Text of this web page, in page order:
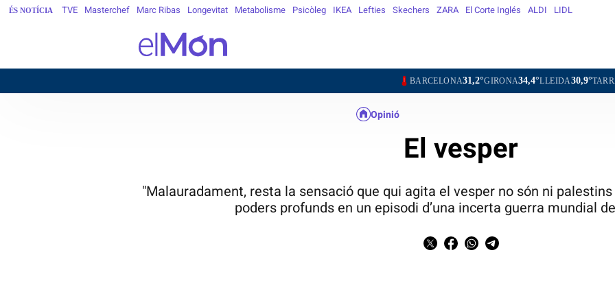
ÉS NOTÍCIA TVE Masterchef Marc Ribas Longevitat Metabolisme Psicòleg IKEA Lefties Skechers ZARA El Corte Inglés ALDI LIDL
BARCELONA31,2°GIRONA34,4°LLEIDA30,9°TARRAGONA
Opinió
El vesper
"Malauradament, resta la sensació que qui agita el vesper no són ni
poders profunds en un episodi d’una incerta guerra mundial